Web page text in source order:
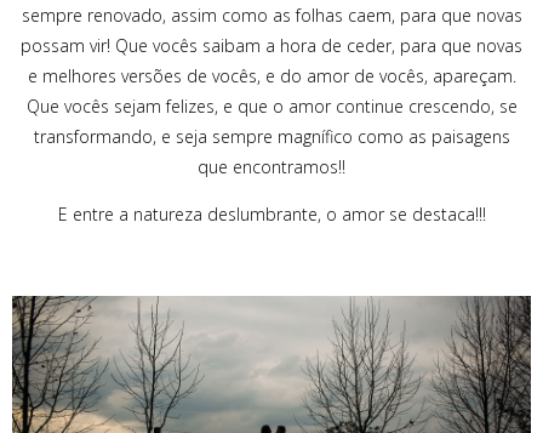
sempre renovado, assim como as folhas caem, para que novas
possam vir! Que vocês saibam a hora de ceder, para que novas
e melhores versões de vocês, e do amor de vocês, apareçam.
Que vocês sejam felizes, e que o amor continue crescendo, se
transformando, e seja sempre magnífico como as paisagens
que encontramos!!
E entre a natureza deslumbrante, o amor se destaca!!!